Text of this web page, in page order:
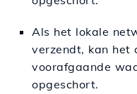
Als het lokale
verzendt, kan het
voorafgaande
opgeschort.